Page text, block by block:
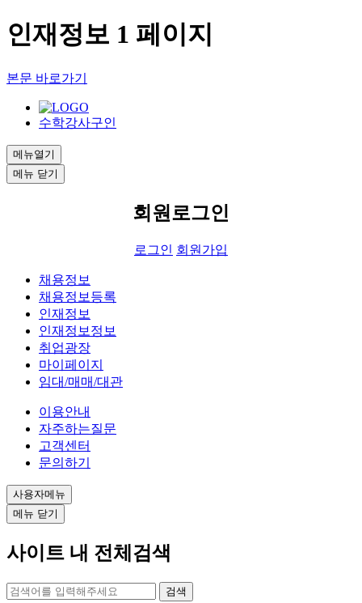
인재정보 1 페이지
본문 바로가기
수학강사구인
메뉴열기
메뉴 닫기
회원로그인
로그인 회원가입
채용정보
채용정보등록
인재정보
인재정보정보
취업광장
마이페이지
임대/매매/대관
이용안내
자주하는질문
고객센터
문의하기
사용자메뉴
메뉴 닫기
사이트 내 전체검색
검색